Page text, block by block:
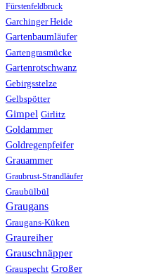
Fürstenfeldbruck
Garchinger Heide
Gartenbaumläufer
Gartengrasmücke
Gartenrotschwanz
Gebirgsstelze
Gelbspötter
Gimpel Girlitz
Goldammer
Goldregenpfeifer
Grauammer
Graubrust-Strandläufer
Graubülbül
Graugans
Graugans-Küken
Graureiher
Grauschnäpper
Grauspecht Großer